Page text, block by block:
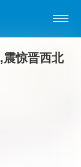
震惊晋西北